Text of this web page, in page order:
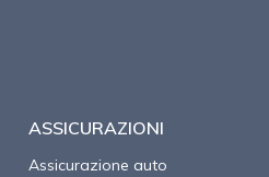
ASSICURAZIONI
Assicurazione auto